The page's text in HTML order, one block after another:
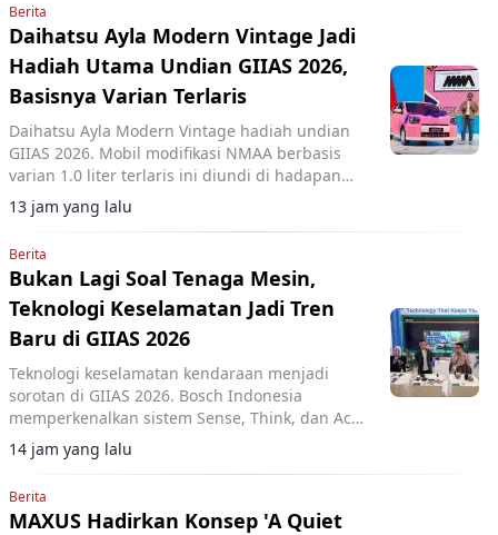
Berita
Daihatsu Ayla Modern Vintage Jadi
Hadiah Utama Undian GIIAS 2026,
Basisnya Varian Terlaris
Daihatsu Ayla Modern Vintage hadiah undian
GIIAS 2026. Mobil modifikasi NMAA berbasis
varian 1.0 liter terlaris ini diundi di hadapan
pengunjung dan dimenangkan konsumen dari
Lampung.
13 jam yang lalu
Berita
Bukan Lagi Soal Tenaga Mesin,
Teknologi Keselamatan Jadi Tren
Baru di GIIAS 2026
Teknologi keselamatan kendaraan menjadi
sorotan di GIIAS 2026. Bosch Indonesia
memperkenalkan sistem Sense, Think, dan Act
yang membantu pengemudi.
14 jam yang lalu
Berita
MAXUS Hadirkan Konsep 'A Quiet